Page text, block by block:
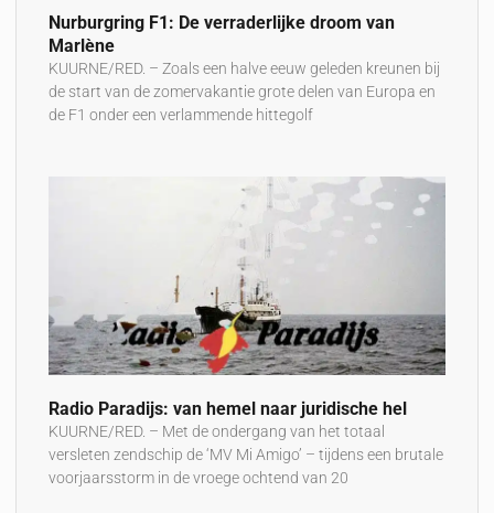
Nurburgring F1: De verraderlijke droom van
Marlène
KUURNE/RED. – Zoals een halve eeuw geleden kreunen bij
de start van de zomervakantie grote delen van Europa en
de F1 onder een verlammende hittegolf
Radio Paradijs: van hemel naar juridische hel
KUURNE/RED. – Met de ondergang van het totaal
versleten zendschip de ‘MV Mi Amigo’ – tijdens een brutale
voorjaarsstorm in de vroege ochtend van 20